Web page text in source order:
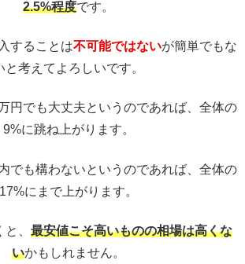
2.5%程度です。
することは不可能ではないが簡単でもな
と考えてよろしいです。
円でも大丈夫というのであれば、全体の
9%に跳ね上がります。
でも構わないというのであれば、全体の
17%にまで上がります。
、 最安値こそ高いものの相場は高くな
いかもしれません。